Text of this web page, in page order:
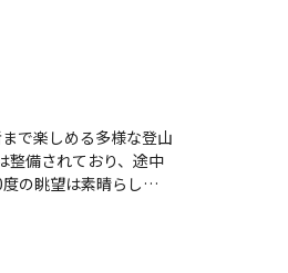
で楽しめる多様な登山
の眺望は素晴らし
楽しむことができる